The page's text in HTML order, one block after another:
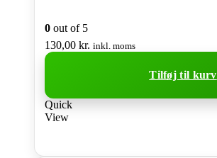
0 out of 5
130,00 kr. inkl. moms
Tilføj til kurv
Quick
View